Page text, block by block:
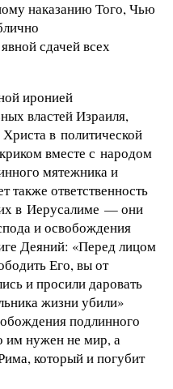
наказанию Того, Чью
сдачей всех
иронией
властей Израиля,
в политической
вместе с народом
мятежника и
также ответственность
в Иерусалиме — они
и освобождения
Деяний: «Перед лицом
Его, вы от
и просили даровать
жизни убили»
подлинного
им нужен не мир, а
который и погубит